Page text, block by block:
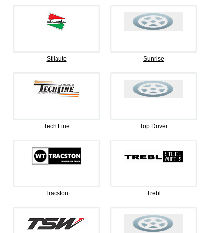
Stilauto Sunrise
Tech Line Top Driver
Tracston Trebl